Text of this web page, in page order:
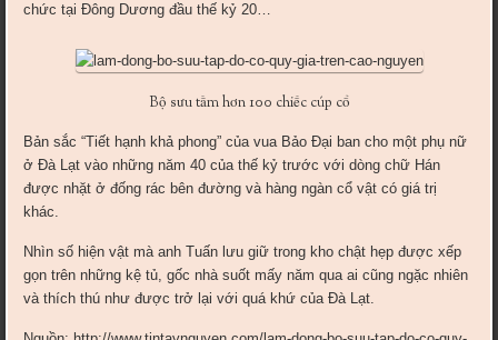
chức tại Đông Dương đầu thế kỷ 20…
Bộ sưu tầm hơn 100 chiếc cúp cổ
Bản sắc “Tiết hạnh khả phong” của vua Bảo Đại ban cho một phụ nữ
ở Đà Lạt vào những năm 40 của thế kỷ trước với dòng chữ Hán
được nhặt ở đống rác bên đường và hàng ngàn cổ vật có giá trị
khác.
Nhìn số hiện vật mà anh Tuấn lưu giữ trong kho chật hẹp được xếp
gọn trên những kệ tủ, gốc nhà suốt mấy năm qua ai cũng ngặc nhiên
và thích thú như được trở lại với quá khứ của Đà Lạt.